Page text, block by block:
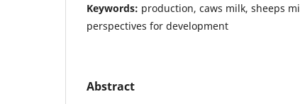
Keywords: production, caws milk, sheeps
perspectives for development
Abstract